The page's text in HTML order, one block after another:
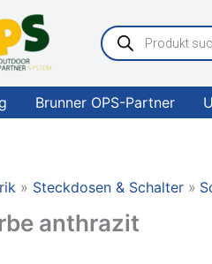
Products
search
Brunner OPS-Partner
Steckdosen & Schalter
anthrazit